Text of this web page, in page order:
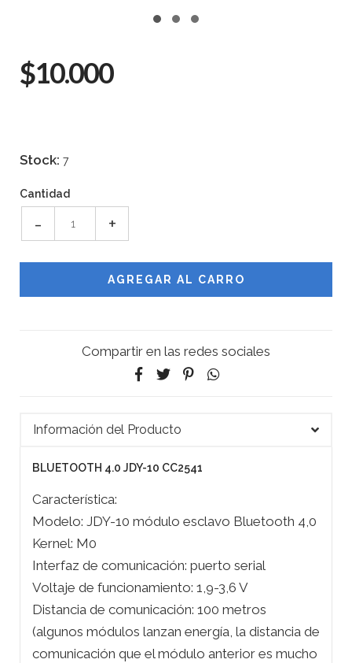
$10.000
Stock: 7
Cantidad
- +
Compartir en las redes sociales
Información del Producto
BLUETOOTH 4.0 JDY-10 CC2541
Característica:
Modelo: JDY-10 módulo esclavo Bluetooth 4,0
Kernel: M0
Interfaz de comunicación: puerto serial
Voltaje de funcionamiento: 1,9-3,6 V
Distancia de comunicación: 100 metros
(algunos módulos lanzan energía, la distancia de
comunicación que el módulo anterior es mucho